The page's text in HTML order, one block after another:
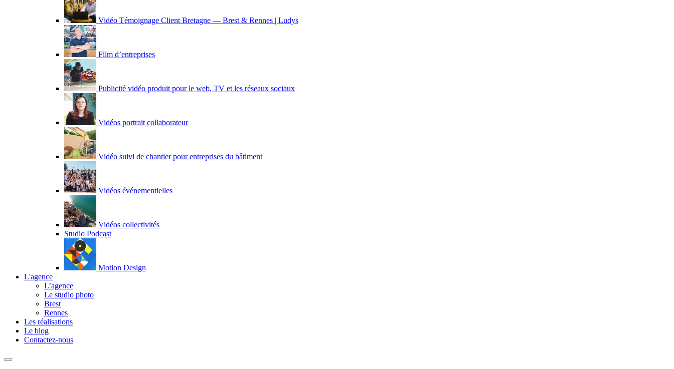
Vidéo Témoignage Client Bretagne — Brest & Rennes | Ludys
Film d’entreprises
Publicité vidéo produit pour le web, TV et les réseaux sociaux
Vidéos portrait collaborateur
Vidéo suivi de chantier pour entreprises du bâtiment
Vidéos événementielles
Vidéos collectivités
Studio Podcast
Motion Design
L'agence
L’agence
Le studio photo
Brest
Rennes
Les réalisations
Le blog
Contactez-nous
Menu